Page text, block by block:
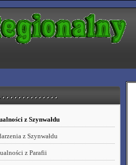
. . . . . . . . . . . . . .
z Szynwałdu
z Szynwałdu
z Parafii